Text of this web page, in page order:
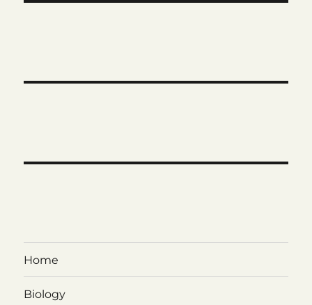
Home
Biology